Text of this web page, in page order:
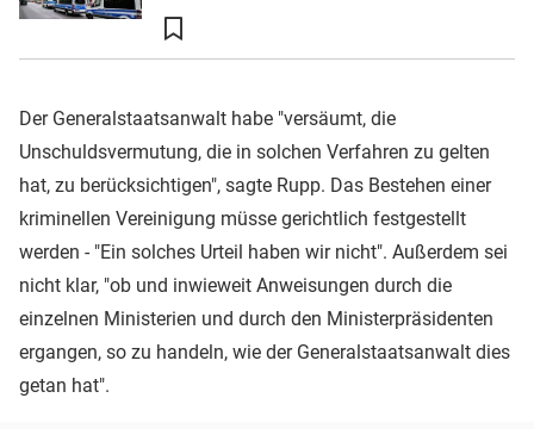
Der Generalstaatsanwalt habe "versäumt, die
Unschuldsvermutung, die in solchen Verfahren zu gelten
hat, zu berücksichtigen", sagte Rupp. Das Bestehen einer
kriminellen Vereinigung müsse gerichtlich festgestellt
werden - "Ein solches Urteil haben wir nicht". Außerdem sei
nicht klar, "ob und inwieweit Anweisungen durch die
einzelnen Ministerien und durch den Ministerpräsidenten
ergangen, so zu handeln, wie der Generalstaatsanwalt dies
getan hat".